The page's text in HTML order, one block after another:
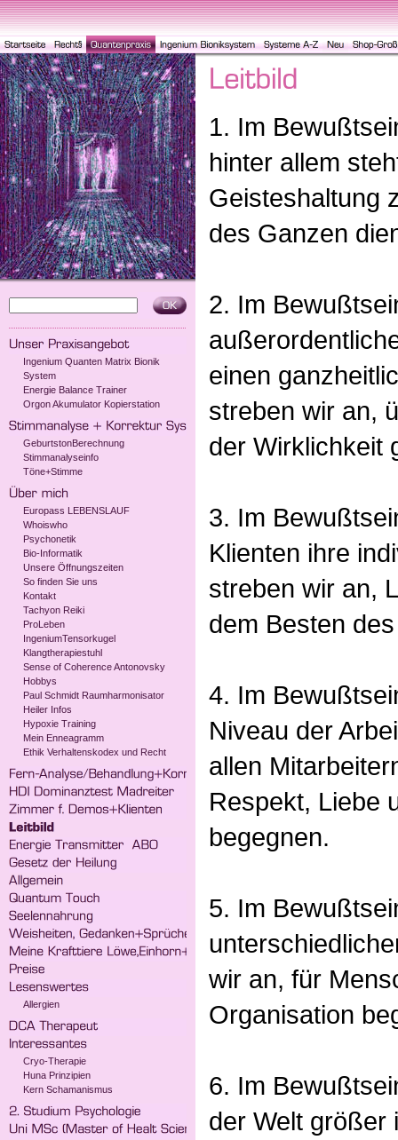
Ingenium Quanten Matrix Bionik
System
Energie Balance Trainer
Orgon Akumulator Kopierstation
GeburtstonBerechnung
Stimmanalyseinfo
Töne+Stimme
Europass LEBENSLAUF
Whoiswho
Psychonetik
Bio-Informatik
Unsere Öffnungszeiten
So finden Sie uns
Kontakt
Tachyon Reiki
ProLeben
IngeniumTensorkugel
Klangtherapiestuhl
Sense of Coherence Antonovsky
Hobbys
Paul Schmidt Raumharmonisator
Heiler Infos
Hypoxie Training
Mein Enneagramm
Ethik Verhaltenskodex und Recht
Allergien
Cryo-Therapie
Huna Prinzipien
Kern Schamanismus
1. Im
hinter allem
Geisteshaltung
des Ganzen
2. Im
einen
streben wir an,
der Wirklichkeit
3. Im
Klienten ihre
streben wir an,
dem Besten
4. Im
Niveau der
allen
Respekt, Liebe
begegnen.
5. Im
wir an, für
Organisation
6. Im
der Welt größer